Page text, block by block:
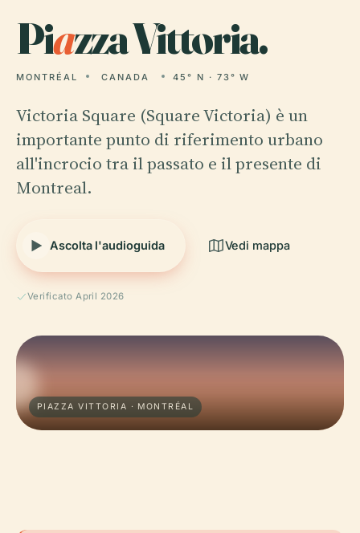
Piazza Vittoria.
MONTRÉAL CANADA 45° N · 73° W
Victoria Square (Square Victoria) è un
importante punto di riferimento urbano
all'incrocio tra il passato e il presente di
Montreal.
Ascolta l'audioguida Vedi mappa
Verificato April 2026
PIAZZA VITTORIA · MONTRÉAL